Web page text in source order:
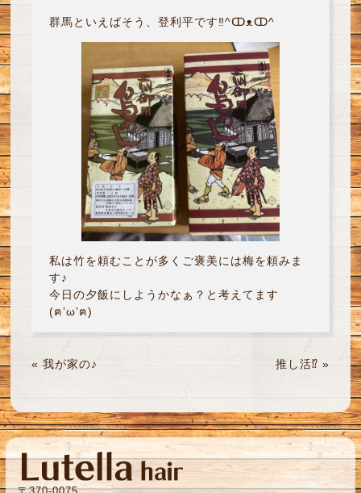
群馬といえばそう、登利平です‼︎^ↀᴥↀ^
私は竹を頼むことが多くご褒美には梅を頼みま
す♪
今日の夕飯にしようかなぁ？と考えてます
(ฅ’ω’ฅ)
« 我が家の♪ 推し活⁉︎ »